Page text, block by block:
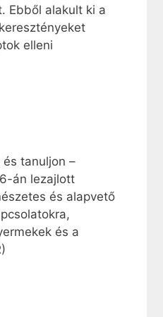
Ebből alakult ki a
elleni
tanuljon –
án lezajlott
és alapvető
és a